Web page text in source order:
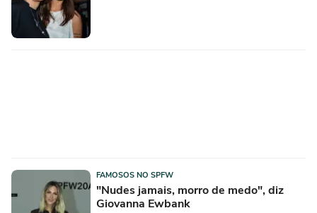
FAMOSOS NO SPFW
"Nudes jamais, morro de medo", diz
Giovanna Ewbank